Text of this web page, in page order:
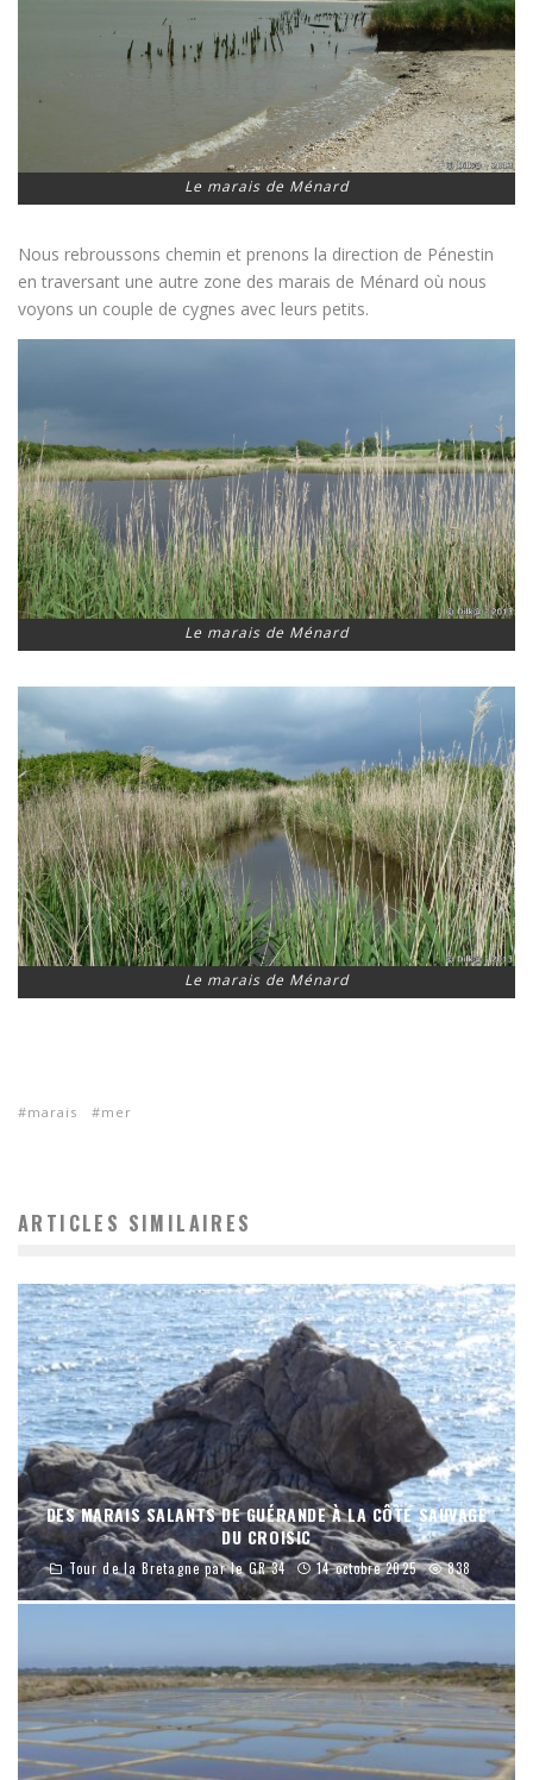
Le marais de Ménard
Nous rebroussons chemin et prenons la direction de Pénestin
en traversant une autre zone des marais de Ménard où nous
voyons un couple de cygnes avec leurs petits.
Le marais de Ménard
Le marais de Ménard
marais mer
ARTICLES SIMILAIRES
DES MARAIS SALANTS DE GUÉRANDE À LA CÔTE SAUVAGE
DU CROISIC
Tour de la Bretagne par le GR 34 14 octobre 2025 838